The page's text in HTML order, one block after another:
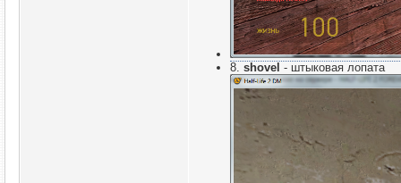
8. shovel - штыковая лопата